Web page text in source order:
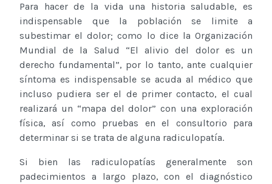
Para hacer de la vida una historia saludable, es
indispensable que la población se limite a
subestimar el dolor; como lo dice la Organización
Mundial de la Salud “El alivio del dolor es un
derecho fundamental”, por lo tanto, ante cualquier
síntoma es indispensable se acuda al médico que
incluso pudiera ser el de primer contacto, el cual
realizará un “mapa del dolor” con una exploración
física, así como pruebas en el consultorio para
determinar si se trata de alguna radiculopatía.
Si bien las radiculopatías generalmente son
padecimientos a largo plazo, con el diagnóstico